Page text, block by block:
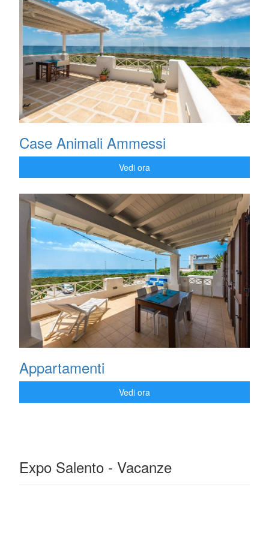
Case Animali Ammessi
Vedi ora
Appartamenti
Vedi ora
Expo Salento - Vacanze